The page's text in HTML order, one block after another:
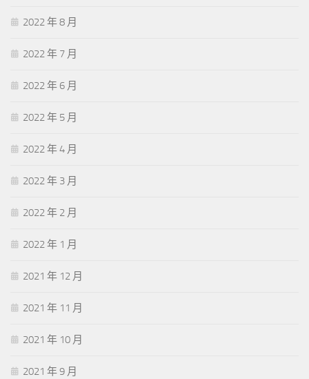
2022 年 8 月
2022 年 7 月
2022 年 6 月
2022 年 5 月
2022 年 4 月
2022 年 3 月
2022 年 2 月
2022 年 1 月
2021 年 12 月
2021 年 11 月
2021 年 10 月
2021 年 9 月